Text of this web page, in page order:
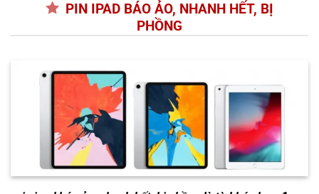
PIN IPAD BÁO ẢO, NHANH HẾT, BỊ
PHỒNG